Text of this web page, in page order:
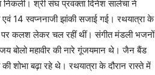
निकली। श्री संघ प्रवक्ता दिनेश सालेचा ने
एवं 14 स्वप्ननाजी झांकी सजाई गई। रथयात्रा के
पर कलश लेकर चल रहीं थीं। संगीत मंडली भजनों
बोलो महावीर की नारे गूंजयमान थे। जैन बैंड
शोभा बढ़ा रहे थे। रथयात्रा के दौरान रास्ते में